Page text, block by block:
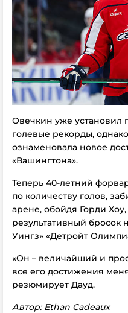
Овечкин уже установил
голевые рекорды,
ознаменовала новое
«Вашингтона».
Теперь 40-летний
по количеству голов,
арене, обойдя Горди
результативный бросок
Уингз» «Детройт
«Он – величайший и
все его достижения
резюмирует Дауд.
Автор: Ethan Cadeaux